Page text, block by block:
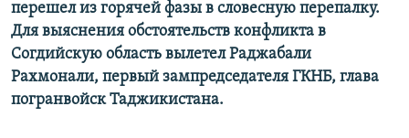
перешел из горячей фазы в словесную перепалку.
Для выяснения обстоятельств конфликта в
Согдийскую область вылетел Раджабали
Рахмонали, первый зампредседателя ГКНБ, глава
погранвойск Таджикистан​а.